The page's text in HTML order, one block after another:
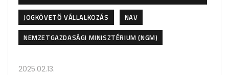
JOGKÖVETŐ VÁLLALKOZÁS
NAV
NEMZETGAZDASÁGI MINISZTÉRIUM (NGM)
2025.02.13.